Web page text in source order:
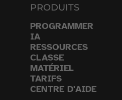
PRODUITS
PROGRAMMER
IA
RESSOURCES
CLASSE
MATÉRIEL
TARIFS
CENTRE D'AIDE